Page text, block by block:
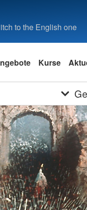
to the English one
Kurse